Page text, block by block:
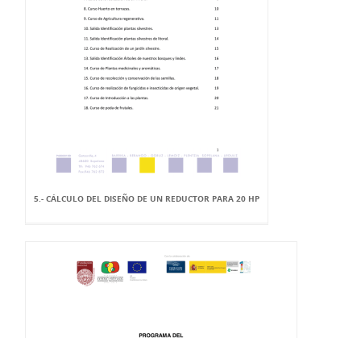
5.- CÁLCULO DEL DISEÑO DE UN REDUCTOR PARA 20 HP